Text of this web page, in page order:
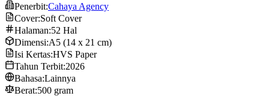
Penerbit:Cahaya Agency
Cover:Soft Cover
Halaman:52 Hal
Dimensi:A5 (14 x 21 cm)
Isi Kertas:HVS Paper
Tahun Terbit:2026
Bahasa:Lainnya
Berat:500 gram